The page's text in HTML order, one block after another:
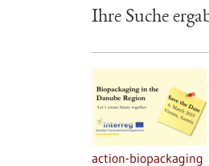
Ihre Suche
action-biopackaging